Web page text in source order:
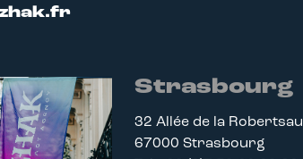
Strasbourg
32 Allée de la Robertsau
67000 Strasbourg